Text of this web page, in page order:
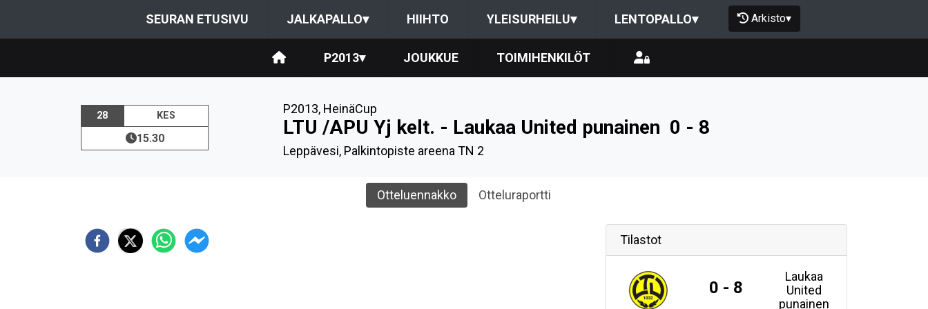
SEURAN ETUSIVU JALKAPALLO▾ HIIHTO YLEISURHEILU▾ LENTOPALLO▾ Arkisto▾
P2013▾ JOUKKUE TOIMIHENKILÖT
28 KES
15.30
P2013, HeinäCup
LTU /APU Yj kelt. - Laukaa United punainen 0 - 8
Leppävesi, Palkintopiste areena TN 2
Otteluennakko Otteluraportti
Tilastot
0 - 8
Laukaa
United
punainen